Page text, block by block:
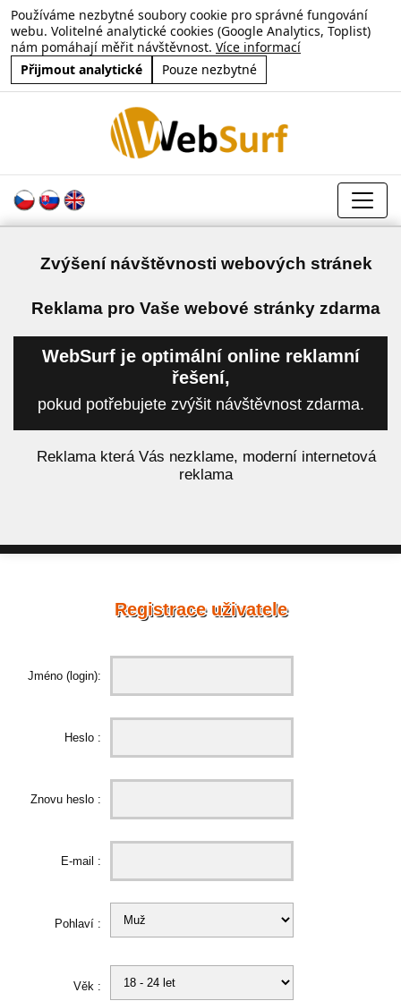
Používáme nezbytné soubory cookie pro správné fungování
webu. Volitelné analytické cookies (Google Analytics, Toplist)
nám pomáhají měřit návštěvnost. Více informací
Přijmout analytické
Pouze nezbytné
Zvýšení návštěvnosti webových stránek
Reklama pro Vaše webové stránky zdarma
WebSurf je optimální online reklamní
řešení,
pokud potřebujete zvýšit návštěvnost zdarma.
Reklama která Vás nezklame, moderní internetová
reklama
Registrace uživatele
Jméno (login):
Heslo :
Znovu heslo :
E-mail :
Pohlaví :
Věk :